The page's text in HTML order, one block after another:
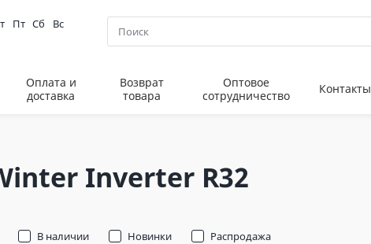
Пт Сб Вс
Оплата и
доставка
Возврат
товара
Оптовое
сотрудничество
Контакты
Inverter R32
В наличии Новинки Распродажа